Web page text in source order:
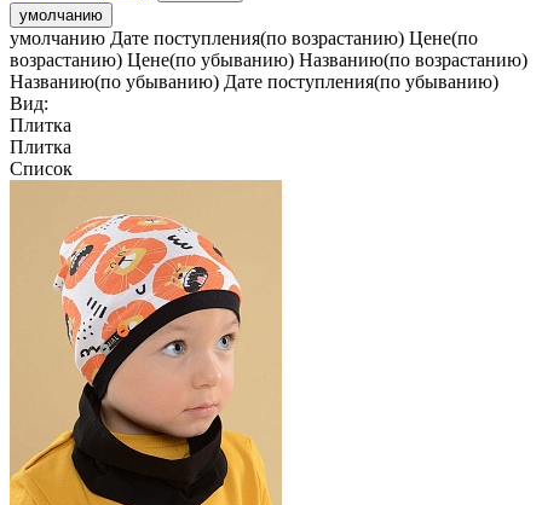
умолчанию
умолчанию Дате поступления(по возрастанию) Цене(по
возрастанию) Цене(по убыванию) Названию(по возрастанию)
Названию(по убыванию) Дате поступления(по убыванию)
Вид:
Плитка
Плитка
Список